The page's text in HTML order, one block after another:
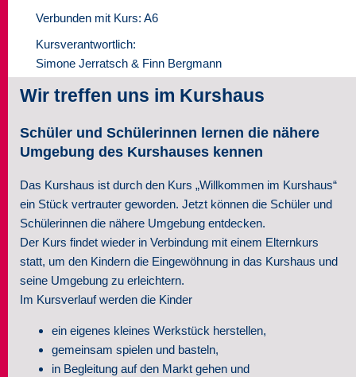
Über uns
Kontakt
Verbunden mit Kurs: A6
Kursverantwortlich:
Simone Jerratsch & Finn Bergmann
Wir treffen uns im Kurshaus
Schüler und Schülerinnen lernen die nähere
Umgebung des Kurshauses kennen
Das Kurshaus ist durch den Kurs „Willkommen im Kurshaus“
ein Stück vertrauter geworden. Jetzt können die Schüler und
Schülerinnen die nähere Umgebung entdecken.
Der Kurs findet wieder in Verbindung mit einem Elternkurs
statt, um den Kindern die Eingewöhnung in das Kurshaus und
seine Umgebung zu erleichtern.
Im Kursverlauf werden die Kinder
ein eigenes kleines Werkstück herstellen,
gemeinsam spielen und basteln,
in Begleitung auf den Markt gehen und